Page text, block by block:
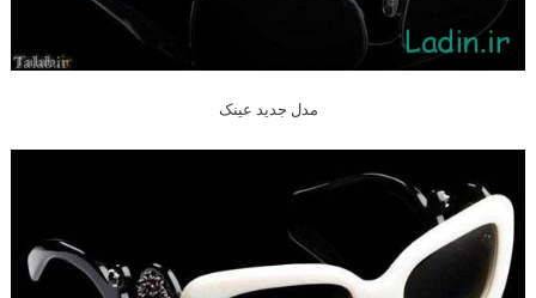
مدل جدید عینک